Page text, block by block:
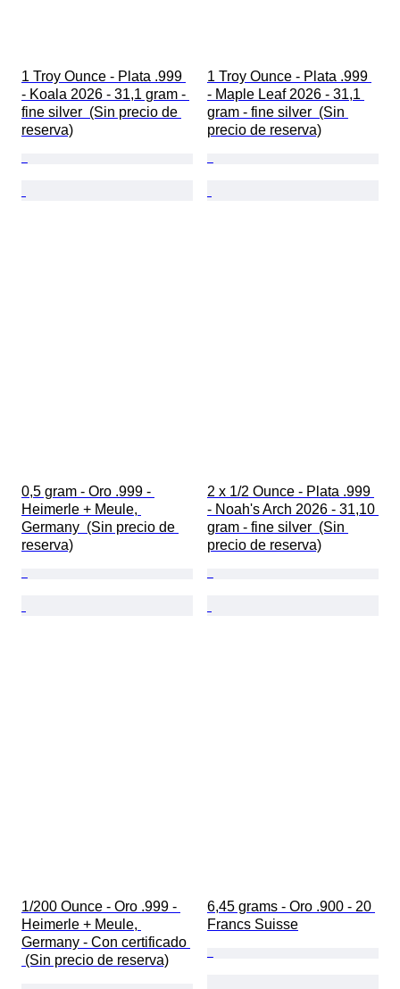
1 Troy Ounce - Plata .999
- Koala 2026 - 31,1 gram -
fine silver  (Sin precio de
reserva)
1 Troy Ounce - Plata .999
- Maple Leaf 2026 - 31,1
gram - fine silver  (Sin
precio de reserva)
0,5 gram - Oro .999 -
Heimerle + Meule,
Germany  (Sin precio de
reserva)
2 x 1/2 Ounce - Plata .999
- Noah's Arch 2026 - 31,10
gram - fine silver  (Sin
precio de reserva)
1/200 Ounce - Oro .999 -
Heimerle + Meule,
Germany - Con certificado
(Sin precio de reserva)
6,45 grams - Oro .900 - 20
Francs Suisse